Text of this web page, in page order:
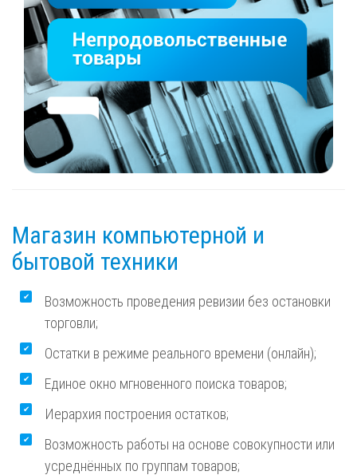
Магазин компьютерной и
бытовой техники
Возможность проведения ревизии без остановки
торговли;
Остатки в режиме реального времени (онлайн);
Единое окно мгновенного поиска товаров;
Иерархия построения остатков;
Возможность работы на основе совокупности или
усреднённых по группам товаров;